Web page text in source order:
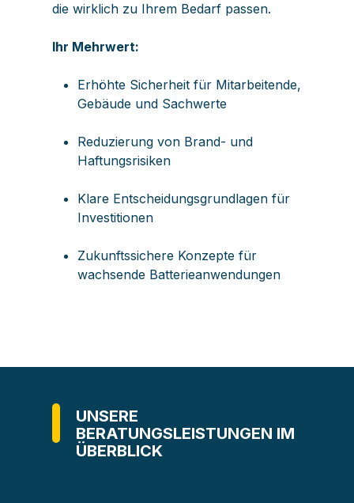
die wirklich zu Ihrem Bedarf passen.
Ihr Mehrwert:
Erhöhte Sicherheit für Mitarbeitende,
Gebäude und Sachwerte
Reduzierung von Brand- und
Haftungsrisiken
Klare Entscheidungsgrundlagen für
Investitionen
Zukunftssichere Konzepte für
wachsende Batterieanwendungen
UNSERE
BERATUNGSLEISTUNGEN IM
ÜBERBLICK